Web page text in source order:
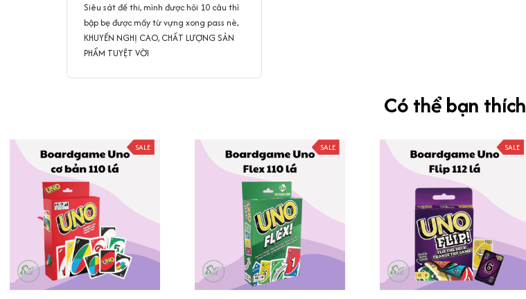
Siêu sát đề thi, mình được hỏi 10 câu thì
bập bẹ được mấy từ vựng xong pass nè,
KHUYẾN NGHỊ CAO, CHẤT LƯỢNG SẢN
PHẨM TUYỆT VỜI
Có thể bạn thích
SALE SALE SALE